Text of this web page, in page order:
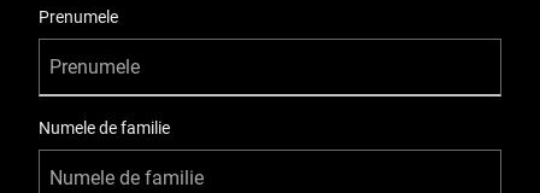
Prenumele
Numele de familie